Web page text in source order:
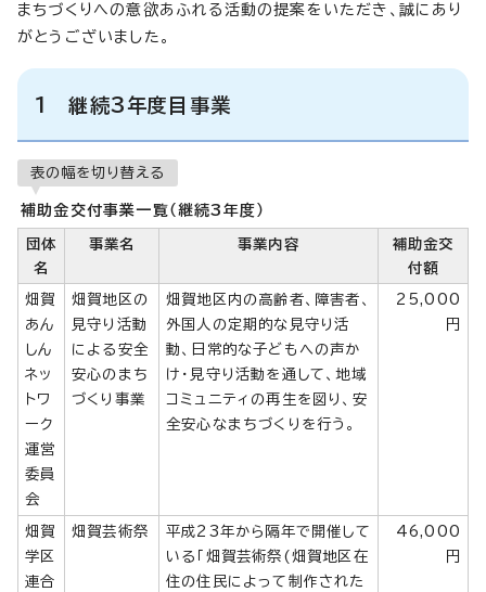
まちづくりへの意欲あふれる活動の提案をいただき、誠にあり
がとうございました。
1 継続3年度目事業
表の幅を切り替える
補助金交付事業一覧（継続3年度）
団体
名
事業名 事業内容
補助金交
付額
畑賀
あん
しん
ネッ
トワ
ーク
運営
委員
会
畑賀地区の
見守り活動
による安全
安心のまち
づくり事業
畑賀地区内の高齢者、障害者、
外国人の定期的な見守り活
動、日常的な子どもへの声か
け・見守り活動を通して、地域
コミュニティの再生を図り、安
全安心なまちづくりを行う。
25,000
円
畑賀
学区
連合
畑賀芸術祭
平成23年から隔年で開催して
いる「畑賀芸術祭(畑賀地区在
住の住民によって制作された
46,000
円